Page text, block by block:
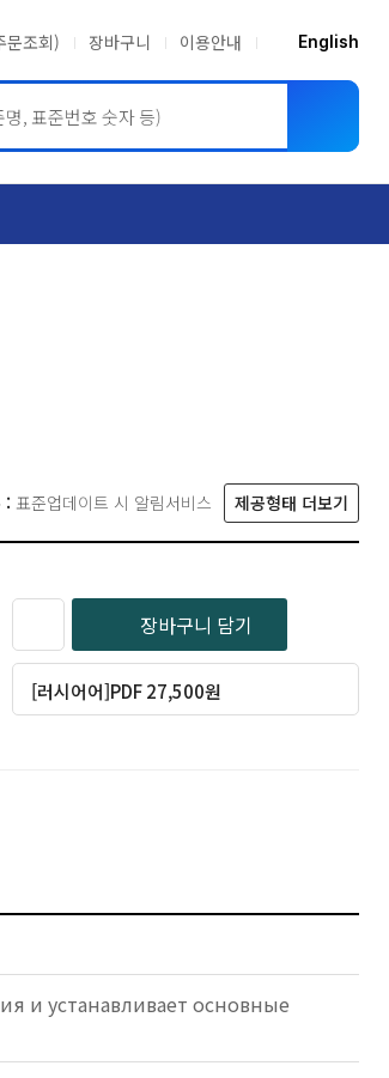
문조회) 장바구니 이용안내 English
: 표준업데이트 시 알림서비스 제공형태 더보기
장바구니 담기
[러시어어]PDF 27,500원
и устанавливает основные